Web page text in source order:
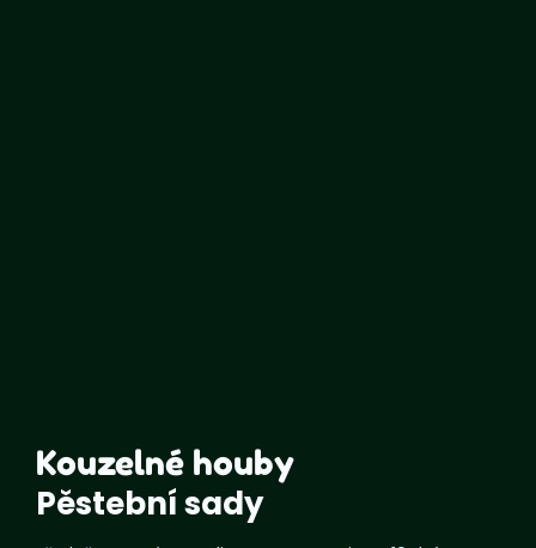
Kouzelné houby
Pěstební sady